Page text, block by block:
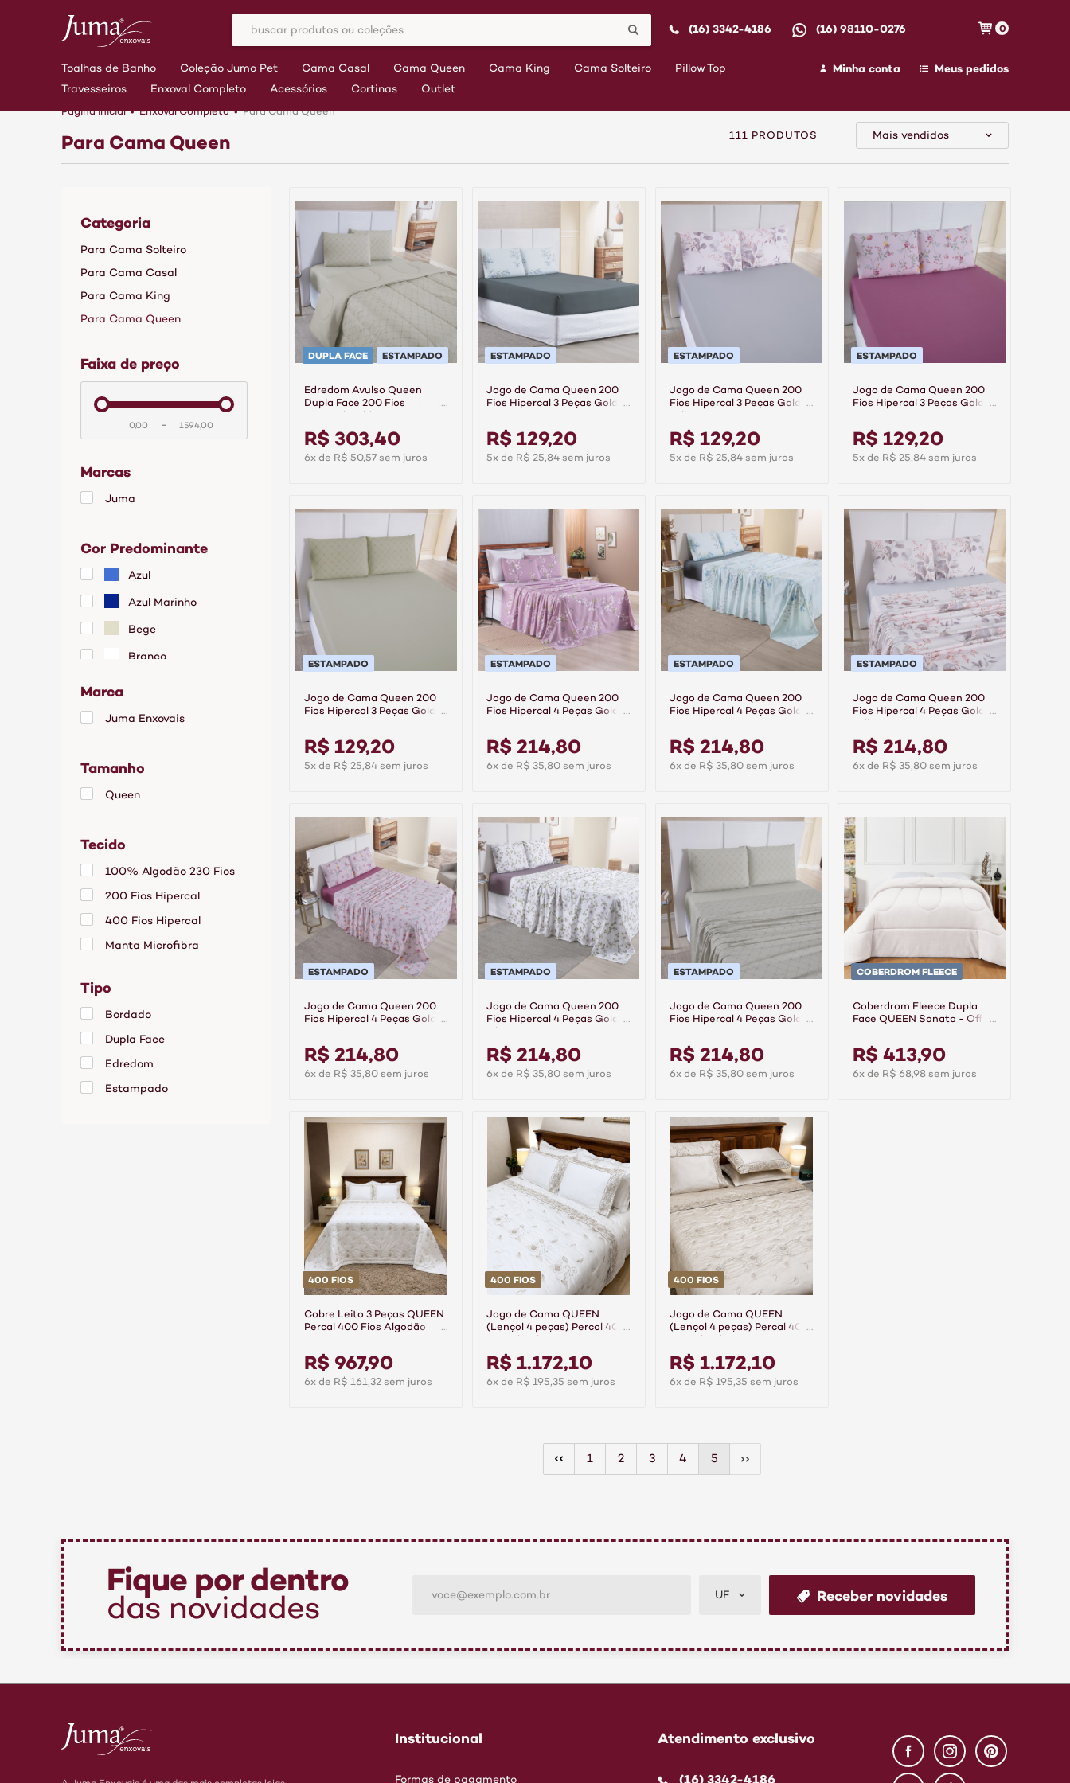
(16) 3342-4186 (16) 98110-0276 0
Toalhas de Banho Coleção Jumo Pet Cama Casal Cama Queen Cama King Cama Solteiro
Pillow Top
Travesseiros
Enxoval Completo Acessórios Cortinas Outlet
Minha conta Meus pedidos
Página inicial Enxoval Completo Para Cama Queen
Para Cama Queen
Categoria
Para Cama Solteiro
Para Cama Casal
Para Cama King
Para Cama Queen
faixa de preço
Marcas
Juma
Cor Predominante
Azul
Azul Marinho
Bege
Branco
Marrom
Rosa
Vinho
Marca
Juma Enxovais
Tamanho
Queen
Tecido
100% Algodão 230 Fios
200 Fios Hipercal
400 Fios Hipercal
Manta Microfibra
Poliéster
Tipo
Bordado
Dupla Face
Edredom
Estampado
Mais vendidos
111 PRODUTOS
DUPLA FACE ESTAMPADO
Edredom Avulso Queen
Dupla Face 200 Fios
R$ 303,40
6x de R$ 50,57 sem juros
ESTAMPADO
Jogo de Cama Queen 200
Fios Hipercal 3 Peças Gold -
R$ 129,20
5x de R$ 25,84 sem juros
ESTAMPADO
Jogo de Cama Queen 200
Fios Hipercal 3 Peças Gold -
R$ 129,20
5x de R$ 25,84 sem juros
ESTAMPADO
Jogo de Cama Queen 200
Fios Hipercal 3 Peças Gold -
R$ 129,20
5x de R$ 25,84 sem juros
ESTAMPADO
Jogo de Cama Queen 200
Fios Hipercal 3 Peças Gold -
R$ 129,20
5x de R$ 25,84 sem juros
ESTAMPADO
Jogo de Cama Queen 200
Fios Hipercal 4 Peças Gold -
R$ 214,80
6x de R$ 35,80 sem juros
ESTAMPADO
Jogo de Cama Queen 200
Fios Hipercal 4 Peças Gold -
R$ 214,80
6x de R$ 35,80 sem juros
ESTAMPADO
Jogo de Cama Queen 200
Fios Hipercal 4 Peças Gold -
R$ 214,80
6x de R$ 35,80 sem juros
ESTAMPADO
Jogo de Cama Queen 200
Fios Hipercal 4 Peças Gold -
R$ 214,80
6x de R$ 35,80 sem juros
ESTAMPADO
Jogo de Cama Queen 200
Fios Hipercal 4 Peças Gold -
R$ 214,80
6x de R$ 35,80 sem juros
ESTAMPADO
Jogo de Cama Queen 200
Fios Hipercal 4 Peças Gold -
R$ 214,80
6x de R$ 35,80 sem juros
COBERDROM FLEECE
Coberdrom Fleece Dupla
Face QUEEN Sonata - Off
R$ 413,90
6x de R$ 68,98 sem juros
400 FIOS
Cobre Leito 3 Peças QUEEN
Percal 400 Fios Algodão
R$ 967,90
6x de R$ 161,32 sem juros
400 FIOS
Jogo de Cama QUEEN
(Lençol 4 peças) Percal 400
Branco/Caqui
R$ 1.172,10
6x de R$ 195,35 sem juros
400 FIOS
Jogo de Cama QUEEN
(Lençol 4 peças) Percal 400
Bege/Caqui
R$ 1.172,10
6x de R$ 195,35 sem juros
1 2 3 4 5
Fique por dentro
das novidades UF Receber novidades
Institucional
Formas de pagamento
Atendimento exclusivo
(16) 3342-4186